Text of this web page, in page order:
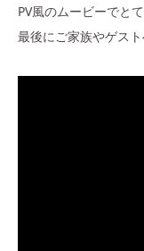
PV風のムービーでと
最後にご家族やゲス